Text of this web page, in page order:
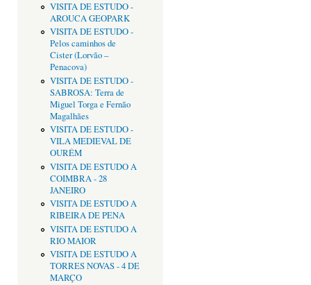
VISITA DE ESTUDO -
AROUCA GEOPARK
VISITA DE ESTUDO -
Pelos caminhos de
Cister (Lorvão –
Penacova)
VISITA DE ESTUDO -
SABROSA: Terra de
Miguel Torga e Fernão
Magalhães
VISITA DE ESTUDO -
VILA MEDIEVAL DE
OURÉM
VISITA DE ESTUDO A
COIMBRA - 28
JANEIRO
VISITA DE ESTUDO A
RIBEIRA DE PENA
VISITA DE ESTUDO A
RIO MAIOR
VISITA DE ESTUDO A
TORRES NOVAS - 4 DE
MARÇO